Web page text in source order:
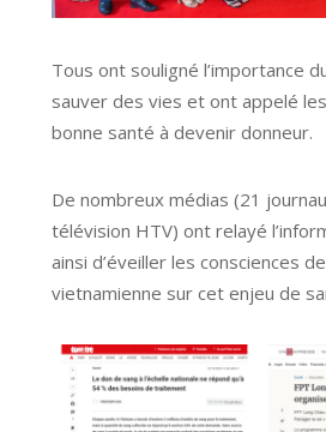
Tous ont souligné l’importance
sauver des vies et ont appelé
bonne santé à devenir donneur.
De nombreux médias (21
télévision HTV) ont relayé
ainsi d’éveiller les consciences
vietnamienne sur cet enjeu de